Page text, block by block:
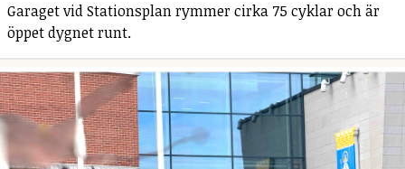
Garaget vid Stationsplan rymmer cirka 75 cyklar och är
öppet dygnet runt.